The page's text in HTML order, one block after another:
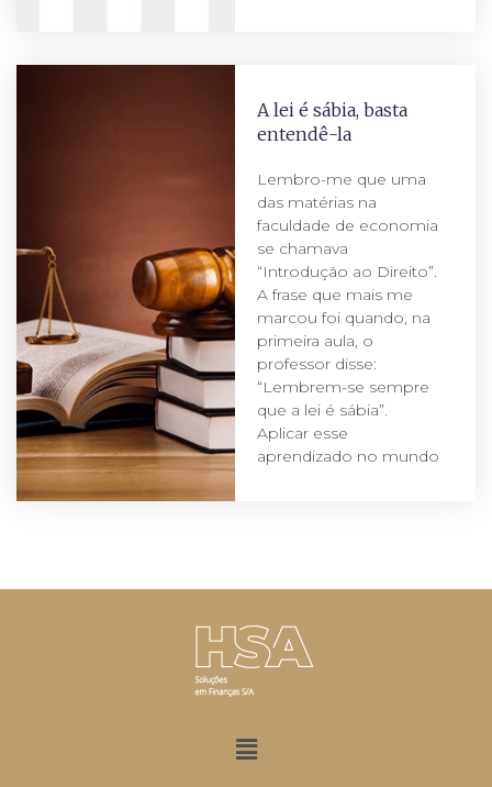
A lei é sábia, basta
entendê-la
Lembro-me que uma
das matérias na
faculdade de economia
se chamava
“Introdução ao Direito”.
A frase que mais me
marcou foi quando, na
primeira aula, o
professor disse:
“Lembrem-se sempre
que a lei é sábia”.
Aplicar esse
aprendizado no mundo